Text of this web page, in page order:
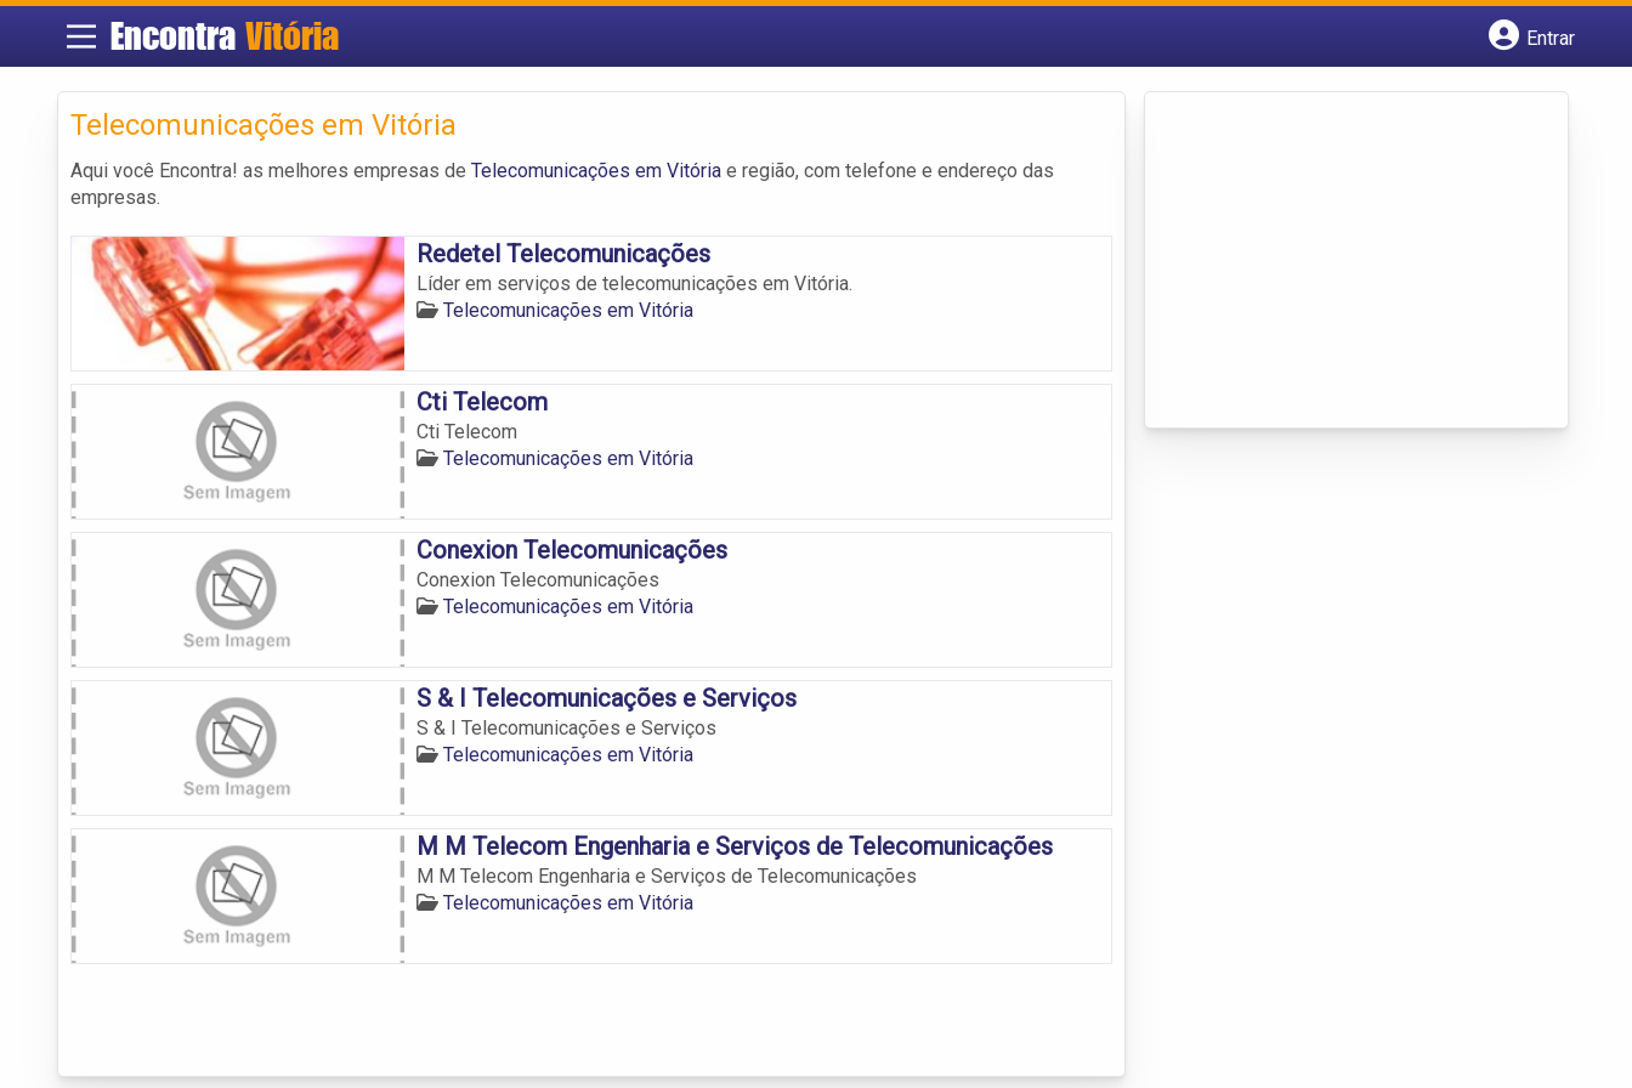
Encontra Vitória
Entrar
Telecomunicações em Vitória
Aqui você Encontra! as melhores empresas de Telecomunicações em Vitória e região, com telefone e endereço das
empresas.
Redetel Telecomunicações
Líder em serviços de telecomunicações em Vitória.
Telecomunicações em Vitória
Cti Telecom
Cti Telecom
Telecomunicações em Vitória
Conexion Telecomunicações
Conexion Telecomunicações
Telecomunicações em Vitória
S & I Telecomunicações e Serviços
S & I Telecomunicações e Serviços
Telecomunicações em Vitória
M M Telecom Engenharia e Serviços de Telecomunicações
M M Telecom Engenharia e Serviços de Telecomunicações
Telecomunicações em Vitória